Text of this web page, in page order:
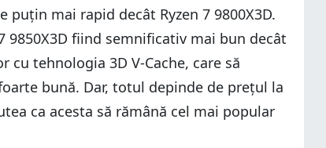
puțin mai rapid decât Ryzen 7 9800X3D.
fiind semnificativ mai bun decât
tehnologia 3D V-Cache, care să
bună. Dar, totul depinde de prețul la
ca acesta să rămână cel mai popular